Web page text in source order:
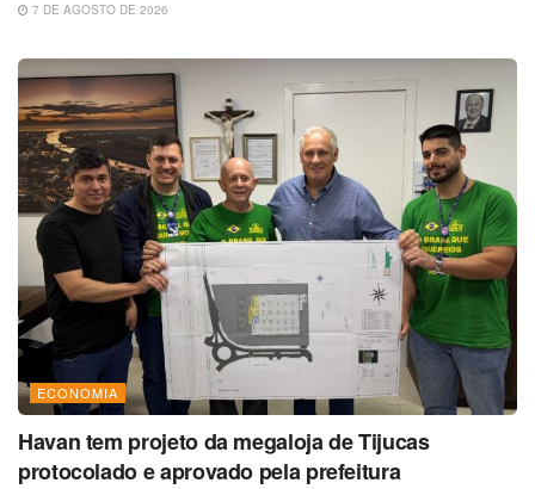
7 DE AGOSTO DE 2026
ECONOMIA
Havan tem projeto da megaloja de Tijucas
protocolado e aprovado pela prefeitura